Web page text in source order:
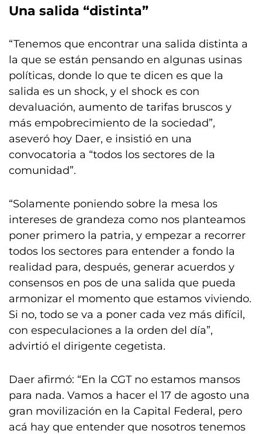
Una salida “distinta”
“Tenemos que encontrar una salida distinta a
la que se están pensando en algunas usinas
políticas, donde lo que te dicen es que la
salida es un shock, y el shock es con
devaluación, aumento de tarifas bruscos y
más empobrecimiento de la sociedad”,
aseveró hoy Daer, e insistió en una
convocatoria a “todos los sectores de la
comunidad”.
“Solamente poniendo sobre la mesa los
intereses de grandeza como nos planteamos
poner primero la patria, y empezar a recorrer
todos los sectores para entender a fondo la
realidad para, después, generar acuerdos y
consensos en pos de una salida que pueda
armonizar el momento que estamos viviendo.
Si no, todo se va a poner cada vez más difícil,
con especulaciones a la orden del día”,
advirtió el dirigente cegetista.
Daer afirmó: “En la CGT no estamos mansos
para nada. Vamos a hacer el 17 de agosto una
gran movilización en la Capital Federal, pero
acá hay que entender que nosotros tenemos